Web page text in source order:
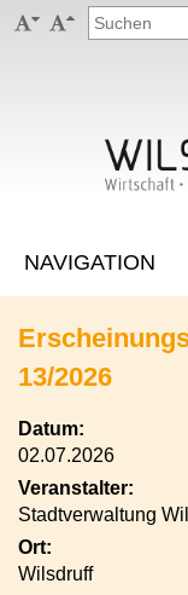
 
13/2026
Datum:
02.07.2026
Veranstalter:
Stadtverwaltung
Ort:
Wilsdruff